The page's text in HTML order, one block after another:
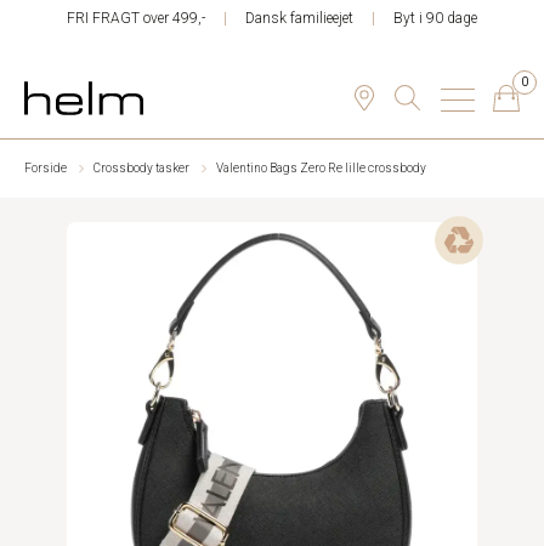
FRI FRAGT over 499,- Dansk familieejet Byt i 90 dage
0
Forside Crossbody tasker Valentino Bags Zero Re lille crossbody